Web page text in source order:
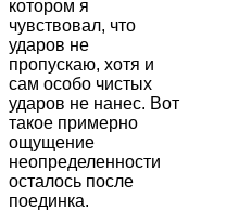
котором я
чувствовал, что
ударов не
пропускаю, хотя и
сам особо чистых
ударов не нанес. Вот
такое примерно
ощущение
неопределенности
осталось после
поединка.